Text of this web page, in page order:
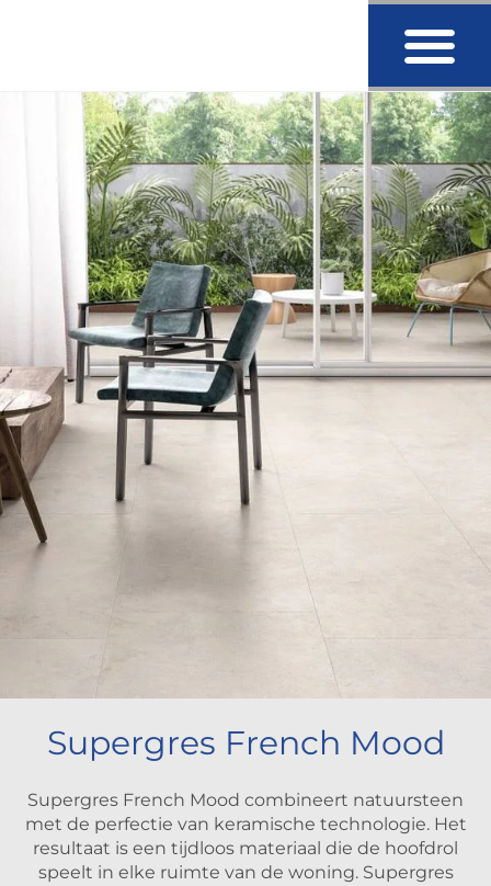
Supergres French Mood
Supergres French Mood combineert natuursteen
met de perfectie van keramische technologie. Het
resultaat is een tijdloos materiaal die de hoofdrol
speelt in elke ruimte van de woning. Supergres